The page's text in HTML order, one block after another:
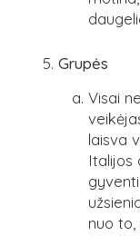
Grupės
Visai
laisva
Italijos
nuo to,